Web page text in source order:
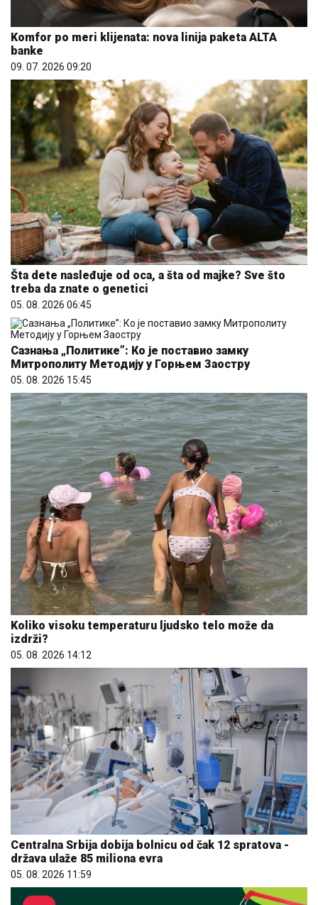
Komfor po meri klijenata: nova linija paketa ALTA
banke
09. 07. 2026 09:20
Šta dete nasleđuje od oca, a šta od majke? Sve što
treba da znate o genetici
05. 08. 2026 06:45
Сазнања „Политике”: Ко је поставио замку
Митрополиту Методију у Горњем Заостру
05. 08. 2026 15:45
Koliko visoku temperaturu ljudsko telo može da
izdrži?
05. 08. 2026 14:12
Centralna Srbija dobija bolnicu od čak 12 spratova -
država ulaže 85 miliona evra
05. 08. 2026 11:59